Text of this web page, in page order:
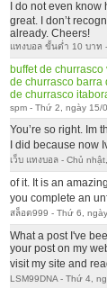
I do not even
great. I don’t
already. Cheers!
แทงบอล ขั้นต่ำ 10 บาท
buffet de
de churrasco barra
de churrasco
spm - Thứ 2, ngày 15/
You’re so right. Im
I did because now
เว็บ แทงบอล - Chủ
of it. It is an
you complete an
สล็อต999 - Thứ 6,
What a post I've
your post on my
visit my site and
LSM99DNA - Thứ 4,